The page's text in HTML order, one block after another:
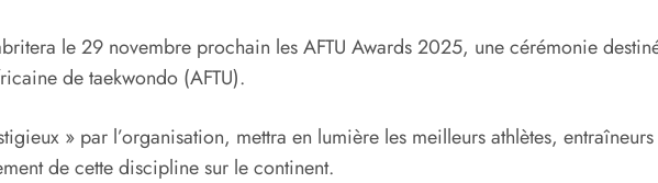
le 29 novembre prochain les AFTU Awards 2025, une cérémonie
de taekwondo (AFTU).
» par l’organisation, mettra en lumière les meilleurs athlètes,
de cette discipline sur le continent.